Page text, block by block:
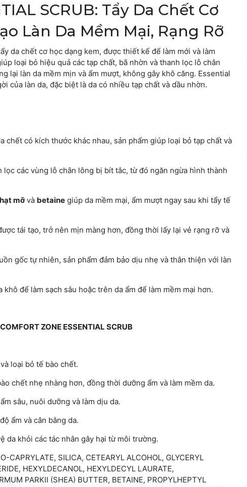
SCRUB: Tẩy Da Chết Cơ
Làn Da Mềm Mại, Rạng Rỡ
da chết cơ học dạng kem, được thiết kế để làm mới và làm
loại bỏ hiệu quả các tạp chất, bã nhờn và thanh lọc lỗ chân
lại làn da mềm mịn và ẩm mượt, không gây khô căng. Essential
của làn da, đặc biệt là da có nhiều tạp chất và dầu nhờn.
chết có kích thước khác nhau, sản phẩm giúp loại bỏ tạp chất và
lọc các vùng lỗ chân lông bị bít tắc, từ đó ngăn ngừa hình thành
mỡvà betaine giúp da mềm mại, ẩm mượt ngay sau khi tẩy tế
tái tạo, trở nên mịn màng hơn, đồng thời lấy lại vẻ rạng rỡ và
gốc tự nhiên, sản phẩm đảm bảo dịu nhẹ và thân thiện với làn
khô để làm sạch sâu hoặc trên da ẩm để làm mềm mại hơn.
ZONE ESSENTIAL SCRUB
loại bỏ tế bào chết.
chết nhẹ nhàng hơn, đồng thời dưỡng ẩm và làm mềm da.
sâu, nuôi dưỡng và làm dịu da.
ẩm và cân bằng da.
da khỏi các tác nhân gây hại từ môi trường.
CAPRYLATE, SILICA, CETEARYL ALCOHOL, GLYCERYL
HEXYLDECANOL, HEXYLDECYL LAURATE,
PARKII (SHEA) BUTTER, BETAINE, PROPYLHEPTYL